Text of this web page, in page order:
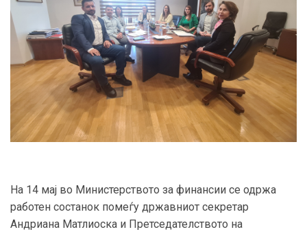
На 14 мај во Министерството за финансии се одржа
работен состанок помеѓу државниот секретар
Андриана Матлиоска и Претседателството на